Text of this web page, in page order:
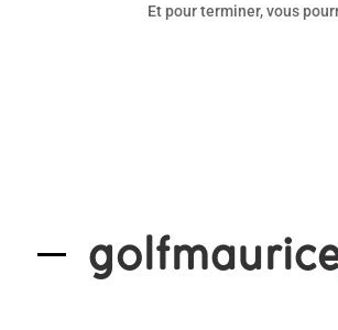
Et pour terminer, vous